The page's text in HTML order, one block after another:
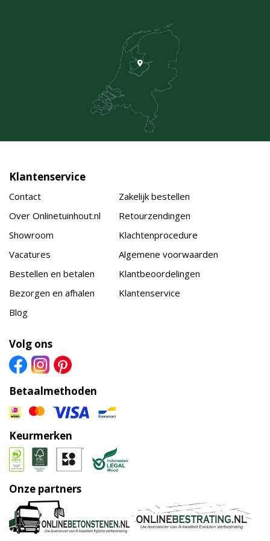
Klantenservice
Contact
Over Onlinetuinhout.nl
Showroom
Vacatures
Bestellen en betalen
Bezorgen en afhalen
Blog
Zakelijk bestellen
Retourzendingen
Klachtenprocedure
Algemene voorwaarden
Klantbeoordelingen
Klantenservice
Volg ons
Betaalmethoden
Keurmerken
Onze partners